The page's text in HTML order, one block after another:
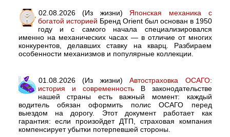
02.08.2026 (Из жизни) Японская механика с
богатой историей Бренд Orient был основан в 1950
году и с самого начала специализировался
именно на механических часах — в отличие от многих
конкурентов, делавших ставку на кварц. Разбираем
особенности механизмов и популярные коллекции.
01.08.2026 (Из жизни) Автостраховка ОСАГО:
история и современностьВ законодательстве
нашей страны есть важный момент: каждый
водитель обязан оформить полис ОСАГО перед
выездом на дорогу. Этот документ работает как
гарантия: если произойдет ДТП, страховая компания
компенсирует убытки потерпевшей стороны.